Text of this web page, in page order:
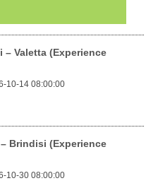
– Valetta (Experience
10-14 08:00:00
Brindisi (Experience
10-30 08:00:00